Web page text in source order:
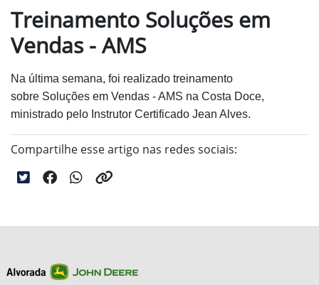
Treinamento Soluções em
Vendas - AMS
Na última semana, foi realizado treinamento
sobre Soluções em Vendas - AMS na Costa Doce,
ministrado pelo Instrutor Certificado Jean Alves.
Compartilhe esse artigo nas redes sociais: